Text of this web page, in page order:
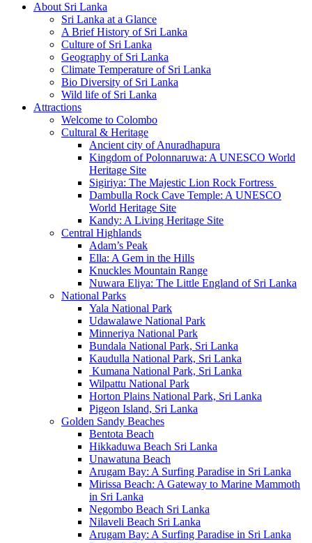
About Sri Lanka
Sri Lanka at a Glance
A Brief History of Sri Lanka
Culture of Sri Lanka
Geography of Sri Lanka
Climate Temperature of Sri Lanka
Bio Diversity of Sri Lanka
Wild life of Sri Lanka
Attractions
Welcome to Colombo
Cultural & Heritage
Ancient city of Anuradhapura
Kingdom of Polonnaruwa: A UNESCO World
Heritage Site
Sigiriya: The Majestic Lion Rock Fortress
Dambulla Rock Cave Temple: A UNESCO
World Heritage Site
Kandy: A Living Heritage Site
Central Highlands
Adam’s Peak
Ella: A Gem in the Hills
Knuckles Mountain Range
Nuwara Eliya: The Little England of Sri Lanka
National Parks
Yala National Park
Udawalawe National Park
Minneriya National Park
Bundala National Park, Sri Lanka
Kaudulla National Park, Sri Lanka
Kumana National Park, Sri Lanka
Wilpattu National Park
Horton Plains National Park, Sri Lanka
Pigeon Island, Sri Lanka
Golden Sandy Beaches
Bentota Beach
Hikkaduwa Beach Sri Lanka
Unawatuna Beach
Arugam Bay: A Surfing Paradise in Sri Lanka
Mirissa Beach: A Gateway to Marine Mammoth
in Sri Lanka
Negombo Beach Sri Lanka
Nilaveli Beach Sri Lanka
Arugam Bay: A Surfing Paradise in Sri Lanka